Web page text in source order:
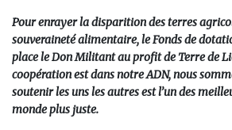
Pour enrayer la disparition des terres
souveraineté alimentaire, le Fonds de
place le Don Militant au profit de Terre de
coopération est dans notre ADN, nous
soutenir les uns les autres est l’un des
monde plus juste.